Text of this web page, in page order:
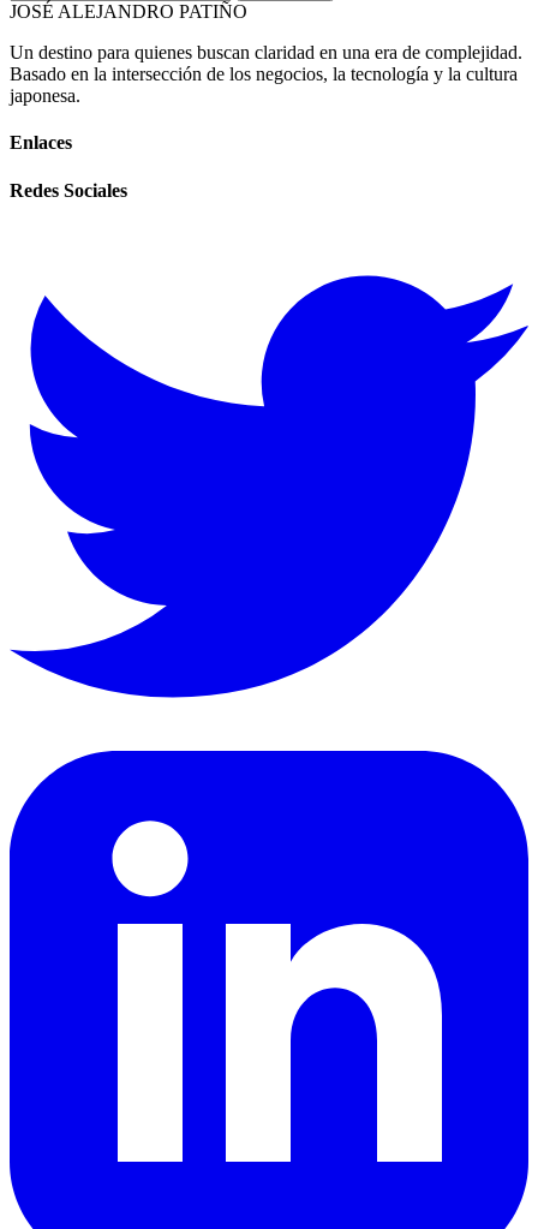
JOSÉ ALEJANDRO PATIÑO
Un destino para quienes buscan claridad en una era de complejidad.
Basado en la intersección de los negocios, la tecnología y la cultura
japonesa.
Enlaces
Redes Sociales